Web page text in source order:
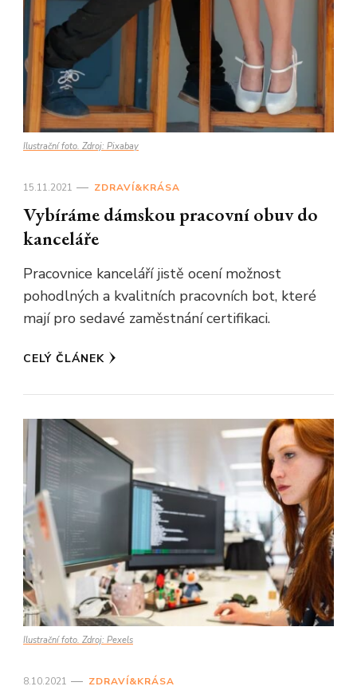
Ilustrační foto. Zdroj: Pixabay
15.11.2021 ZDRAVÍ&KRÁSA
Vybíráme dámskou pracovní obuv do
kanceláře
Pracovnice kanceláří jistě ocení možnost
pohodlných a kvalitních pracovních bot, které
mají pro sedavé zaměstnání certifikaci.
CELÝ ČLÁNEK
Ilustrační foto. Zdroj: Pexels
8.10.2021 ZDRAVÍ&KRÁSA